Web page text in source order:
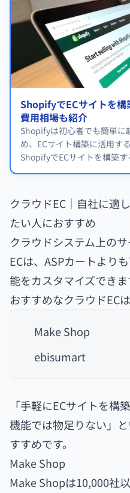
ShopifyでECサイトを構
費用相場も紹介
Shopifyは初心者でも簡単に
め、ECサイト構築に活用す
ShopifyでECサイトを構築
外注先の選び方を詳しく解
クラウドEC｜自社に適
たい人におすすめ
クラウドシステム上の
ECは、ASPカートより
能をカスタマイズできま
おすすめなクラウドEC
Make Shop
ebisumart
「手軽にECサイトを構
機能では物足りない」
すすめです。
Make Shop
Make Shopは10,000社